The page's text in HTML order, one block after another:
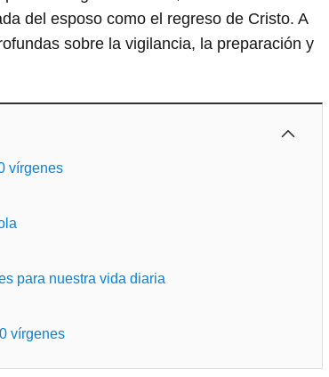
del esposo como el regreso de Cristo. A
sobre la vigilancia, la preparación y
vírgenes
para nuestra vida diaria
vírgenes